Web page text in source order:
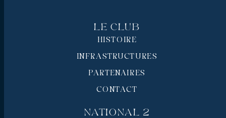
Le Club
HISTOIRE
INFRASTRUCTURES
PARTENAIRES
CONTACT
National 2